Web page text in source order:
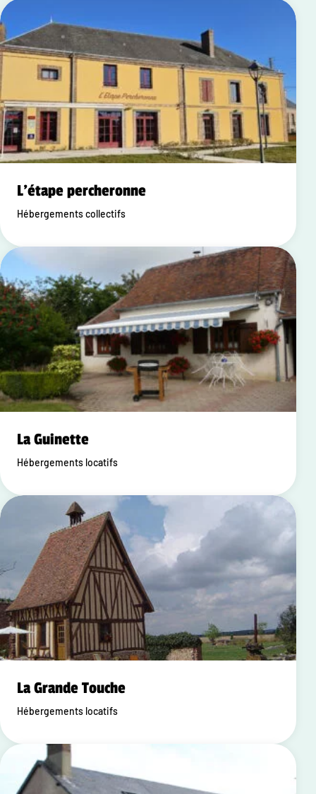
L'étape percheronne
Hébergements collectifs
La Guinette
Hébergements locatifs
La Grande Touche
Hébergements locatifs